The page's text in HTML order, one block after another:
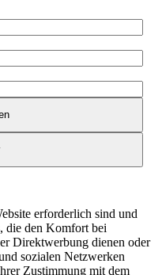
erforderlich sind und
die den Komfort bei
Direktwerbung dienen oder
sozialen Netzwerken
Zustimmung mit dem